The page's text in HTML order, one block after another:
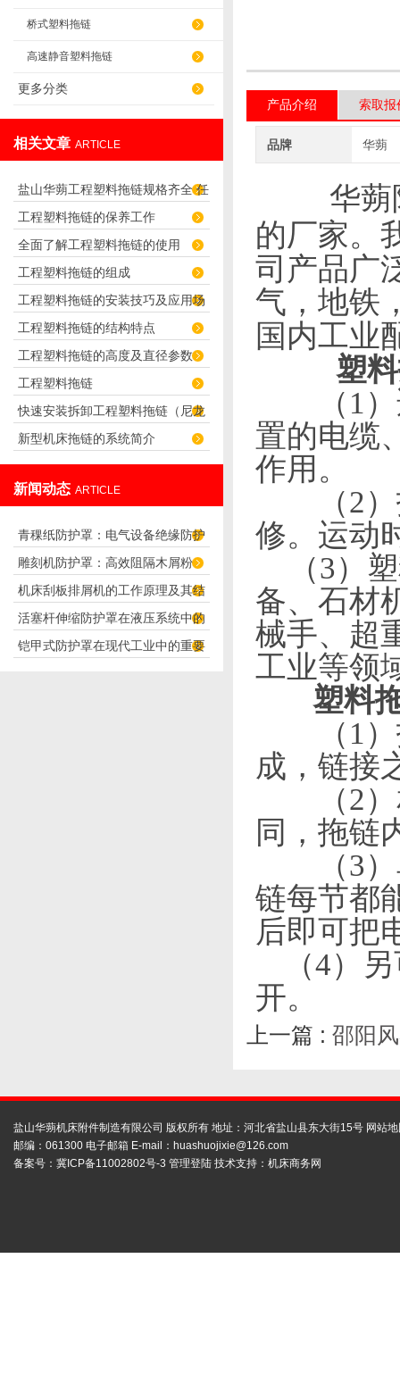
桥式塑料拖链
高速静音塑料拖链
更多分类
相关文章 ARTICLE
盐山华蒴工程塑料拖链规格齐全 任
君选择！
工程塑料拖链的保养工作
全面了解工程塑料拖链的使用
工程塑料拖链的组成
工程塑料拖链的安装技巧及应用场
合
工程塑料拖链的结构特点
工程塑料拖链的高度及直径参数
工程塑料拖链
快速安装拆卸工程塑料拖链（尼龙
拖链）的技巧
新型机床拖链的系统简介
新闻动态 ARTICLE
青稞纸防护罩：电气设备绝缘防护
专用方案
雕刻机防护罩：高效阻隔木屑粉
尘，守护设备精度与安全
机床刮板排屑机的工作原理及其结
构分析
活塞杆伸缩防护罩在液压系统中的
应用
铠甲式防护罩在现代工业中的重要
产品介绍 索取报
品牌 华蒴
华
的厂家。
司产品广
气，地铁
国内工业
塑料
（ 1
置的电缆
作用。
（2
修。运动
（3）
备、石材
械手、超
工业等领
塑料
（ 1
成，链接
（2
同，拖链
（3）
链每节都
后即可把
（4）
开。
上一篇 : 邵阳
盐山华蒴机床附件制造有限公司 版权所有 地址：河北省盐山县东大街15号 网站
邮编：061300 电子邮箱 E-mail： huashuojixie@126.com
备案号： 冀ICP备11002802号-3 管理登陆 技术支持： 机床商务网